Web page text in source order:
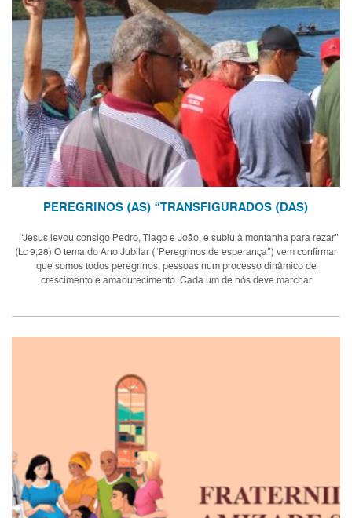
PEREGRINOS (AS) “TRANSFIGURADOS (DAS)
“Jesus levou consigo Pedro, Tiago e João, e subiu à montanha para rezar”
(Lc 9,28) O tema do Ano Jubilar (“Peregrinos de esperança”) vem confirmar
que somos todos peregrinos, pessoas num processo dinâmico de
crescimento e amadurecimento. Cada um de nós deve marchar